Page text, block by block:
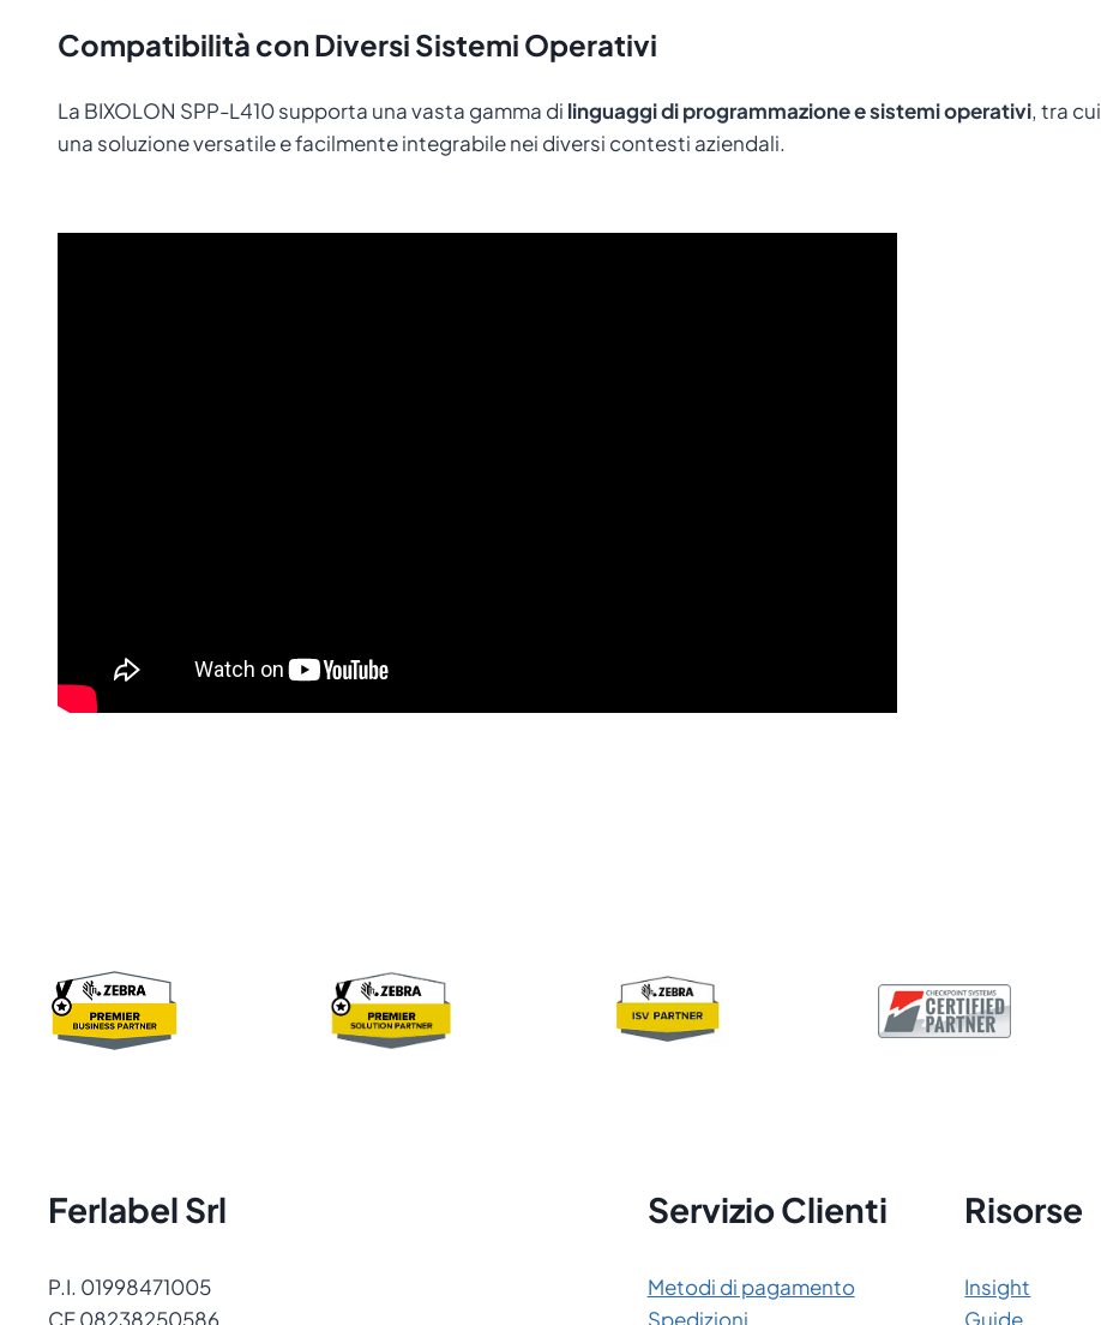
Compatibilità con Diversi Sistemi Operativi
La BIXOLON SPP-L410 supporta una vasta gamma di linguaggi di programmazione e sistemi operativi, tra cui
una soluzione versatile e facilmente integrabile nei diversi contesti aziendali.
Ferlabel Srl
P.I. 01998471005
CF 08238250586
Servizio Clienti
Metodi di pagamento
Spedizioni
Risorse
Insight
Guide